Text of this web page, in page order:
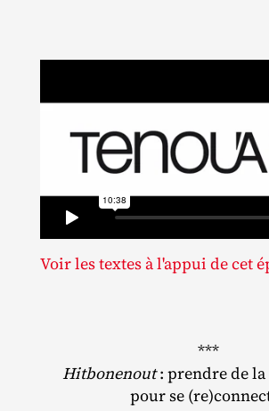
Voir les textes à l'appui de cet
***
Hitbonenout: prendre de
pour se